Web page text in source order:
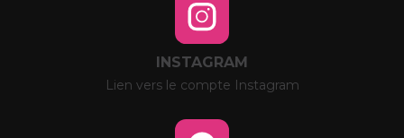
INSTAGRAM
Lien vers le compte Instagram